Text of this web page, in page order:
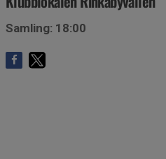
Samling: 18:00